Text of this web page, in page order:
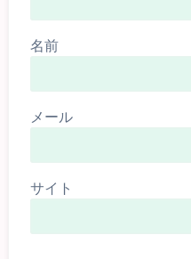
名前
メール
サイト